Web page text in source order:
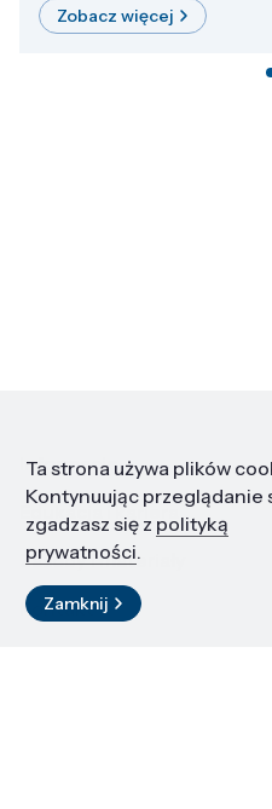
Zobacz więcej
Informacje
Edukacja i kariera
Zasoby i materiały
Kontakt
Ta strona używa plików
Kontynuując przeglądanie
zgadzasz się z polityką
prywatności.
Zamknij